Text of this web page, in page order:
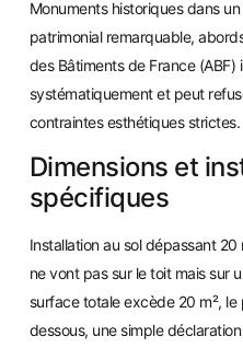
Monuments historiques dans
patrimonial remarquable,
des Bâtiments de France (ABF)
systématiquement et peut
contraintes esthétiques strictes.
Dimensions et
spécifiques
Installation au sol dépassant 20
ne vont pas sur le toit mais sur
surface totale excède 20 m²,
dessous, une simple